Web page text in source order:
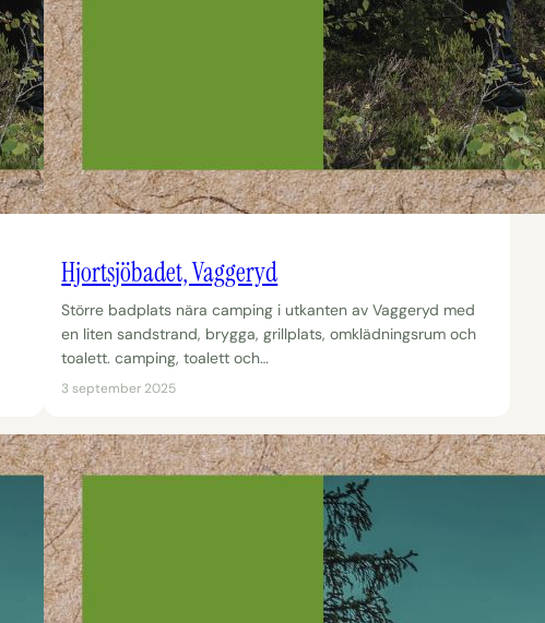
Hjortsjöbadet, Vaggeryd
Större badplats nära camping i utkanten av Vaggeryd med
en liten sandstrand, brygga, grillplats, omklädningsrum och
toalett. camping, toalett och…
3 september 2025